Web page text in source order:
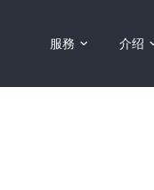
服務 介绍